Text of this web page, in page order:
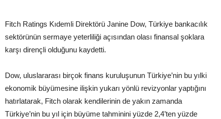
Fitch Ratings Kıdemli Direktörü Janine Dow, Türkiye bankacılık
sektörünün sermaye yeterliliği açısından olası finansal şoklara
karşı dirençli olduğunu kaydetti.
Dow, uluslararası birçok finans kuruluşunun Türkiye’nin bu yılki
ekonomik büyümesine ilişkin yukarı yönlü revizyonlar yaptığını
hatırlatarak, Fitch olarak kendilerinin de yakın zamanda
Türkiye’nin bu yıl için büyüme tahminini yüzde 2,4’ten yüzde